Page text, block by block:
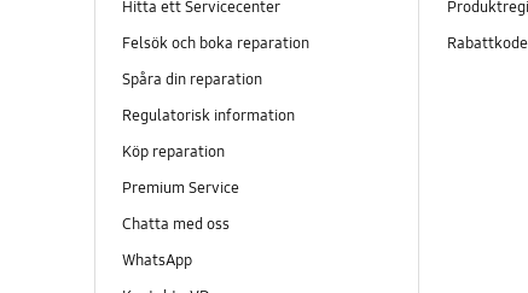
Hitta ett Servicecenter
Felsök och boka reparation
Spåra din reparation
Regulatorisk information
Köp reparation
Premium Service
Chatta med oss
WhatsApp